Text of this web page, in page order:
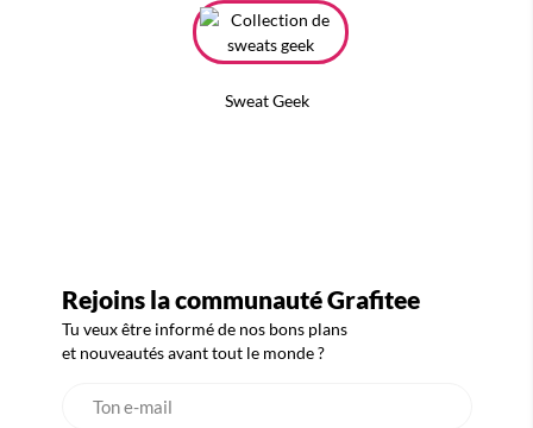
Sweat Geek
Rejoins la communauté Grafitee
Tu veux être informé de nos bons plans
et nouveautés avant tout le monde ?